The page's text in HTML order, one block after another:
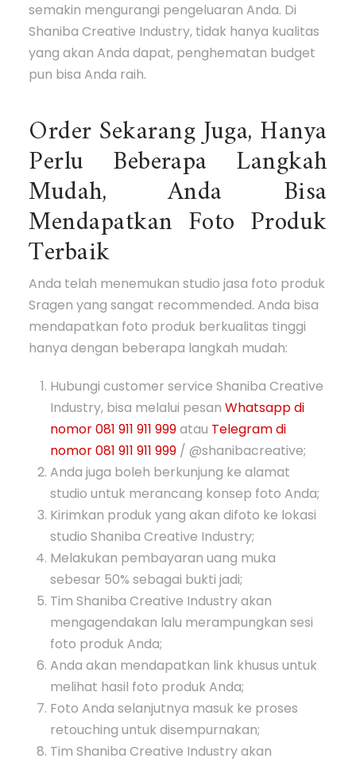
semakin mengurangi pengeluaran Anda. Di
Shaniba Creative Industry, tidak hanya kualitas
yang akan Anda dapat, penghematan budget
pun bisa Anda raih.
Order Sekarang Juga, Hanya
Perlu Beberapa Langkah
Mudah, Anda Bisa
Mendapatkan Foto Produk
Terbaik
Anda telah menemukan studio jasa foto produk
Sragen yang sangat recommended. Anda bisa
mendapatkan foto produk berkualitas tinggi
hanya dengan beberapa langkah mudah:
Hubungi customer service Shaniba Creative
Industry, bisa melalui pesan Whatsapp di
nomor 081 911 911 999atau Telegram di
nomor 081 911 911 999/ @shanibacreative;
Anda juga boleh berkunjung ke alamat
studio untuk merancang konsep foto Anda;
Kirimkan produk yang akan difoto ke lokasi
studio Shaniba Creative Industry;
Melakukan pembayaran uang muka
sebesar 50% sebagai bukti jadi;
Tim Shaniba Creative Industry akan
mengagendakan lalu merampungkan sesi
foto produk Anda;
Anda akan mendapatkan link khusus untuk
melihat hasil foto produk Anda;
Foto Anda selanjutnya masuk ke proses
retouching untuk disempurnakan;
Tim Shaniba Creative Industry akan